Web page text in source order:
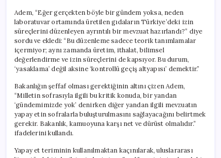
Adem, “Eğer gerçekten böyle bir gündem yoksa, neden
laboratuvar ortamında üretilen gıdaların Türkiye’deki izin
süreçlerini düzenleyen ayrıntılı bir mevzuat hazırlandı?” diye
sordu ve ekledi: “Bu düzenleme sadece teorik tanımlamalar
içermiyor; aynı zamanda üretim, ithalat, bilimsel
değerlendirme ve izin süreçlerini de kapsıyor. Bu durum,
‘yasaklama’ değil aksine ‘kontrollü geçiş altyapısı’ demektir.”
Bakanlığın şeffaf olması gerektiğinin altını çizen Adem,
“Milletin sofrasıyla ilgili bu kritik konuda, bir yandan
‘gündemimizde yok’ denirken diğer yandan ilgili mevzuatın
yapay etin sofralarla buluşturulmasını sağlayacağını belirtmek
gerekir. Bakanlık, kamuoyuna karşı net ve dürüst olmalıdır.”
ifadelerini kullandı.
Yapay et teriminin kullanılmaktan kaçınılarak, uluslararası